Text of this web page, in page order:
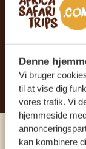
Denne
Vi bruger
til at vise dig
vores trafik. Vi
hjemmeside
kan kombinere
FÅ ET